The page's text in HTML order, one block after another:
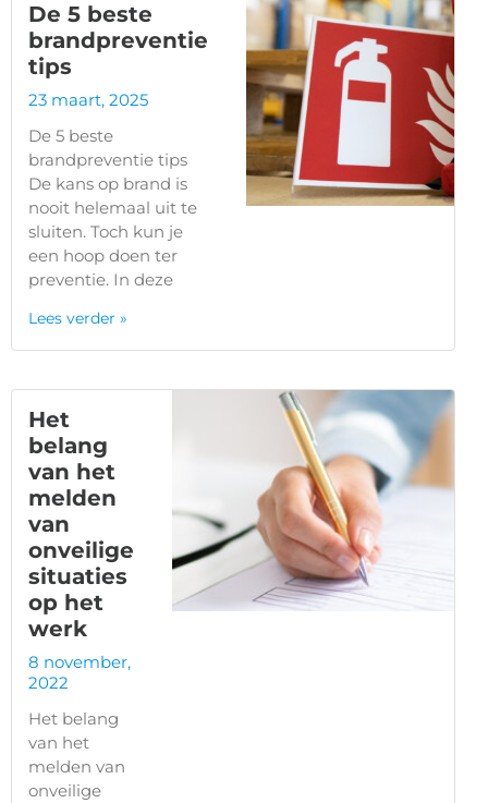
De 5 beste
brandpreventie
tips
23 maart, 2025
De 5 beste
brandpreventie tips
De kans op brand is
nooit helemaal uit te
sluiten. Toch kun je
een hoop doen ter
preventie. In deze
Lees verder »
Het
belang
van het
melden
van
onveilige
situaties
op het
werk
8 november,
2022
Het belang
van het
melden van
onveilige